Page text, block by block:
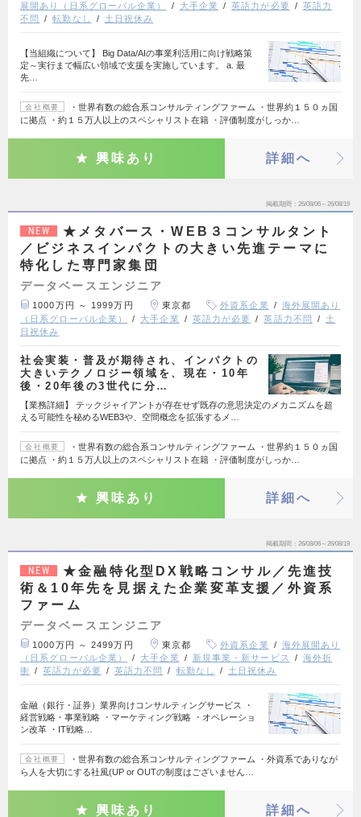
展開あり（日系グローバル企業）
大手企業 英語力が必要
英語力
不問
転勤なし 土日祝休み
【当組織について】 Big Data/AIの事業利活用に向け戦略策
定～実行まで幅広い領域で支援を実施しています。 a. 最
先…
会社概要
・世界有数の総合系コンサルティングファーム ・世界約１５０ヵ国
に拠点 ・約１５万人以上のスペシャリスト在籍 ・評価制度がしっか…
興味あり 詳細へ
掲載期間 26/08/06～26/08/19
NEW
★メタバース・WEB３コンサルタント
／ビジネスインパクトの大きい先進テーマに
特化した専門家集団
データベースエンジニア
1000万円 ～ 1999万円 東京都 外資系企業
海外展開あり
（日系グローバル企業）
大手企業 英語力が必要 英語力不問
土
日祝休み
社会実装・普及が期待され、インパクトの
大きいテクノロジー領域を、現在・10年
後・20年後の3世代に分…
【業務詳細】 テックジャイアントが存在せず既存の意思決定のメカニズムを超
える可能性を秘めるWEB3や、空間概念を拡張するメ…
会社概要
・世界有数の総合系コンサルティングファーム ・世界約１５０ヵ国
に拠点 ・約１５万人以上のスペシャリスト在籍 ・評価制度がしっか…
興味あり 詳細へ
掲載期間 26/08/06～26/08/19
NEW
★金融特化型DX戦略コンサル／先進技
術＆10年先を見据えた企業変革支援／外資系
ファーム
データベースエンジニア
1000万円 ～ 2499万円 東京都 外資系企業
海外展開あり
（日系グローバル企業）
大手企業 新規事業・新サービス
海外折
衝
英語力が必要 英語力不問 転勤なし 土日祝休み
金融（銀行・証券）業界向けコンサルティングサービス ・
経営戦略・事業戦略 ・マーケティング戦略 ・オペレーショ
ン改革 ・IT戦略…
会社概要
・世界有数の総合系コンサルティングファーム ・外資系でありなが
ら人を大切にする社風(UP or OUTの制度はございません…
興味あり 詳細へ